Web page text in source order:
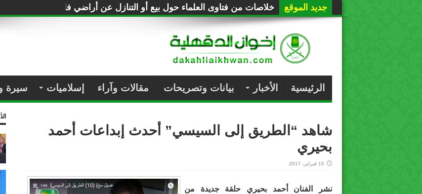
جديد الموقع خلاصات من فتاوى العلماء حول بيع أو التنازل عن أراضي فلسطين للصهاينة
الرئيسية الأخبار بيانات وتصريحات مقالات وآراء إسلاميات سيرة
شاهد “الطريق إلى السيسي” أحدث إبداعات أحمد
بحيري
15 فبراير، 2017
نشر الفنان أحمد بحيري حلقة جديدة من